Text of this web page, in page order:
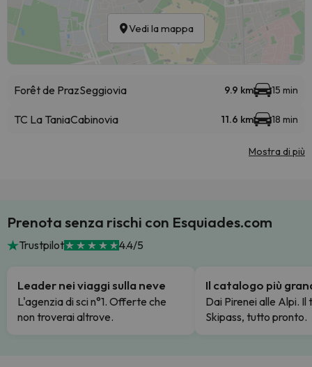
Vedi la mappa
Forêt de PrazSeggiovia 9.9 km 15 min
TC La TaniaCabinovia 11.6 km 18 min
Mostra di più
Prenota senza rischi con Esquiades.com
Trustpilot 4.4/5
Leader nei viaggi sulla neve
L'agenzia di sci n°1. Offerte che
non troverai altrove.
Il catalogo più
Dai Pirenei alle Alpi. Il
Skipass, tutto pronto.